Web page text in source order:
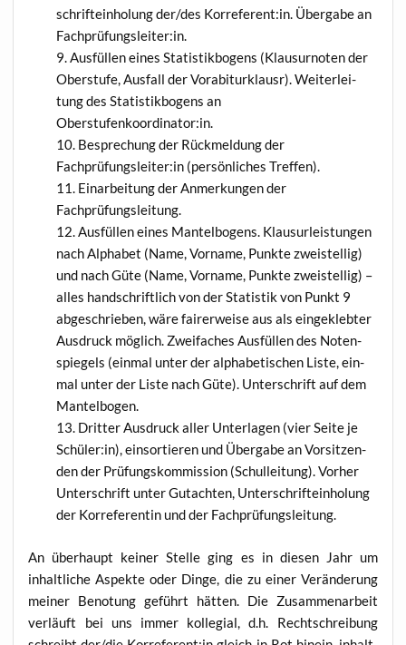
schrift­ein­ho­lung der/des Korreferent:in. Über­ga­be an
Fachprüfungsleiter:in.
Aus­fül­len eines Sta­tis­tik­bo­gens (Klau­sur­no­ten der
Ober­stu­fe, Aus­fall der Vor­ab­i­tur­klausr). Wei­ter­lei­
tung des Sta­tis­tik­bo­gens an
Oberstufenkoordinator:in.
Bespre­chung der Rück­mel­dung der
Fachprüfungsleiter:in (per­sön­li­ches Treffen).
Ein­ar­bei­tung der Anmer­kun­gen der
Fachprüfungsleitung.
Aus­fül­len eines Man­tel­bo­gens. Klau­sur­leis­tun­gen
nach Alpha­bet (Name, Vor­na­me, Punk­te zwei­stel­lig)
und nach Güte (Name, Vor­na­me, Punk­te zwei­stel­lig) –
alles hand­schrift­lich von der Sta­tis­tik von Punkt 9
abge­schrie­ben, wäre fai­rer­wei­se aus als ein­ge­kleb­ter
Aus­druck mög­lich. Zwei­fa­ches Aus­fül­len des Noten­
spie­gels (ein­mal unter der alpha­be­ti­schen Lis­te, ein­
mal unter der Lis­te nach Güte). Unter­schrift auf dem
Mantelbogen.
Drit­ter Aus­druck aller Unter­la­gen (vier Sei­te je
Schüler:in), ein­sor­tie­ren und Über­ga­be an Vor­sit­zen­
den der Prü­fungs­kom­mis­si­on (Schul­lei­tung). Vor­her
Unter­schrift unter Gut­ach­ten, Unter­schrift­ein­ho­lung
der Kor­re­fe­ren­tin und der Fachprüfungsleitung.
An über­haupt kei­ner Stel­le ging es in die­sen Jahr um
inhalt­li­che Aspek­te oder Din­ge, die zu einer Ver­än­de­rung
mei­ner Beno­tung geführt hät­ten. Die Zusam­men­ar­beit
ver­läuft bei uns immer kol­le­gi­al, d.h. Recht­schrei­bung